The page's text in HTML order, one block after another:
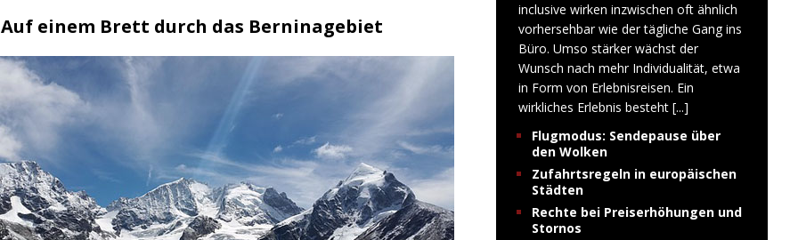
Auf einem Brett durch das Berninagebiet
inclusive wirken inzwischen oft ähnlich
vorhersehbar wie der tägliche Gang ins
Büro. Umso stärker wächst der
Wunsch nach mehr Individualität, etwa
in Form von Erlebnisreisen. Ein
wirkliches Erlebnis besteht [...]
Flugmodus: Sendepause über
den Wolken
Zufahrtsregeln in europäischen
Städten
Rechte bei Preiserhöhungen und
Stornos